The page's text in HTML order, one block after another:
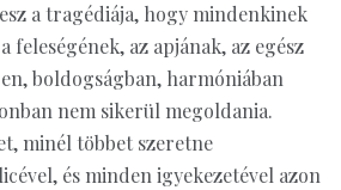
a tragédiája, hogy mindenkinek
feleségének, az apjának, az egész
boldogságban, harmóniában
nem sikerül megoldania.
minél többet szeretne
és minden igyekezetével azon